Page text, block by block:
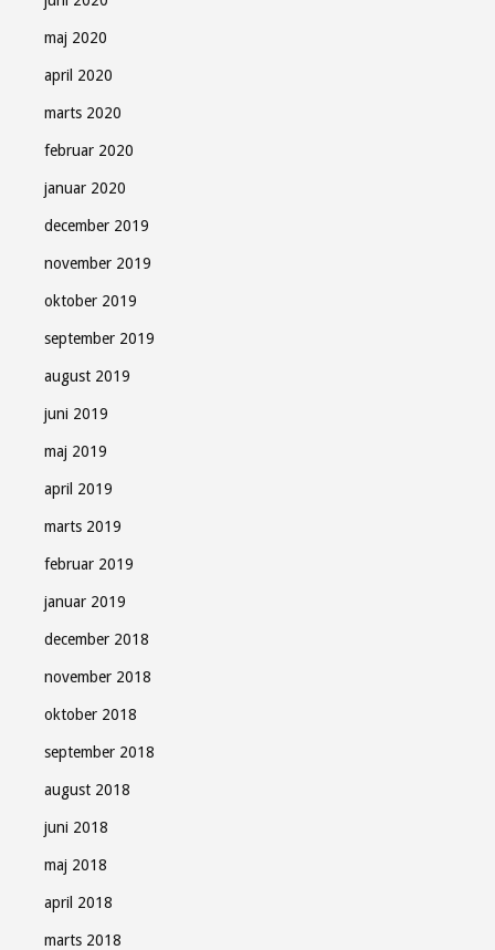
maj 2020
april 2020
marts 2020
februar 2020
januar 2020
december 2019
november 2019
oktober 2019
september 2019
august 2019
juni 2019
maj 2019
april 2019
marts 2019
februar 2019
januar 2019
december 2018
november 2018
oktober 2018
september 2018
august 2018
juni 2018
maj 2018
april 2018
marts 2018